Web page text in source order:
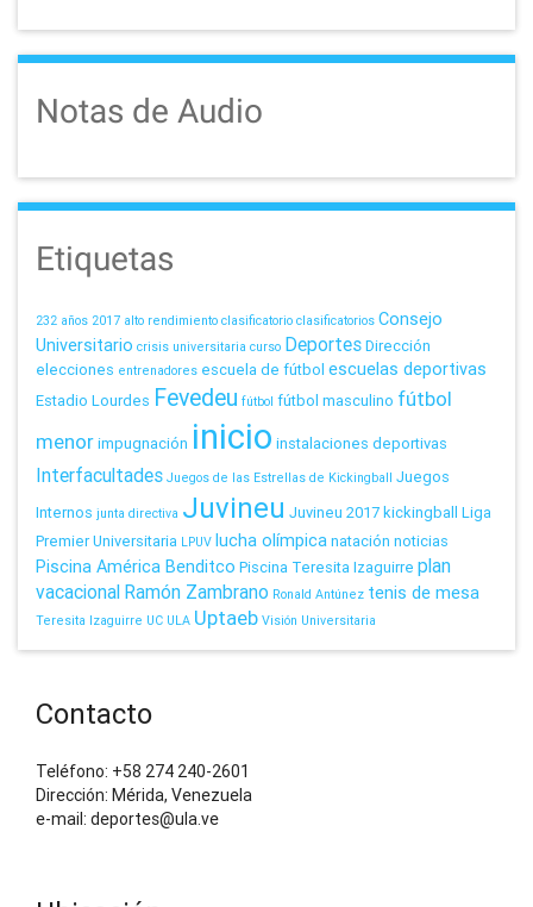
Notas de Audio
Etiquetas
232 años 2017 alto rendimiento clasificatorio clasificatorios Consejo
Universitario crisis universitaria curso DeportesDirección
elecciones entrenadores escuela de fútbol escuelas deportivas
Estadio Lourdes Fevedeu fútbol fútbol masculino fútbol
menorimpugnación inicio instalaciones deportivas
Interfacultades Juegos de las Estrellas de Kickingball Juegos
Internos junta directiva Juvineu Juvineu 2017kickingball Liga
Premier Universitaria LPUV lucha olímpicanatación noticias
Piscina América Benditco Piscina Teresita Izaguirre plan
vacacional Ramón Zambrano Ronald Antúnez tenis de mesa
Teresita Izaguirre UC ULA Uptaeb Visión Universitaria
Contacto
Teléfono: +58 274 240-2601
Dirección: Mérida, Venezuela
e-mail: deportes@ula.ve